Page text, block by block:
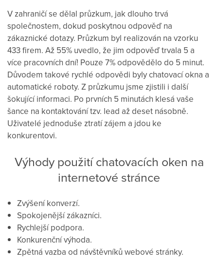
V zahraničíse dělal průzkum, jak dlouho trvá
společnostem, dokud poskytnou odpověď na
zákaznické dotazy. Průzkum byl realizován na vzorku
433firem. Až 55% uvedlo, že jim odpověďtrvala 5 a
více pracovních dní! Pouze 7%odpovědělo do 5 minut.
Důvodem takové rychlé odpovědi bylychatovacíokna a
automatické roboty. Z průzkumu jsme zjistili i další
šokující informaci. Po prvních 5 minutách klesá vaše
šance na kontaktovánítzv. lead až deset násobně.
Uživatelé jednoduše ztratí zájem a jdou ke
konkurentovi.
Výhody použití chatovacích oken na
internetové stránce
Zvýšení konverzí.
Spokojenější zákazníci.
Rychlejší podpora.
Konkurenční výhoda.
Zpětná vazba od návštěvníků webové stránky.